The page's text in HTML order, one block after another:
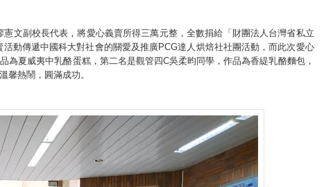
文副校長代表，將愛心義賣所得三萬元整，全數捐給「財團法人台灣省私立
動傳遞中國科大對社會的關愛及推廣PCG達人烘焙社社團活動，而此次愛心
夏威夷中乳酪蛋糕，第二名是觀管四C吳柔昀同學，作品為香緹乳酪麵包，
馨熱鬧，圓滿成功。